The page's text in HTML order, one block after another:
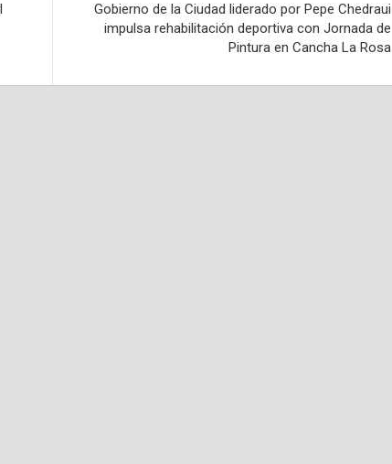
Gobierno de la Ciudad liderado por Pepe Chedraui
impulsa rehabilitación deportiva con Jornada de
Pintura en Cancha La Rosa